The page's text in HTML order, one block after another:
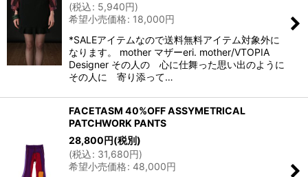
(税込: 5,940円)
希望小売価格: 18,000円
*SALEアイテムなので送料無料アイテム対象外に
なります。 mother マザーeri. mother/VTOPIA
Designer その人の 心に仕舞った思い出のように
その人に 寄り添って…
FACETASM 40%OFF ASSYMETRICAL
PATCHWORK PANTS
28,800円(税別)
(税込: 31,680円)
希望小売価格: 48,000円